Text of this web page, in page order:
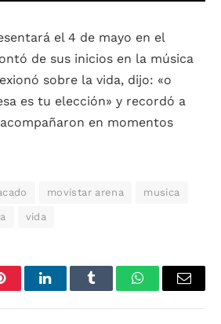
el 4 de mayo en el
de sus inicios en la música
sobre la vida, dijo: «o
es tu elección» y recordó a
en momentos
movistar arena musica
vida
LinkedInTumblr WhatsAppEmail